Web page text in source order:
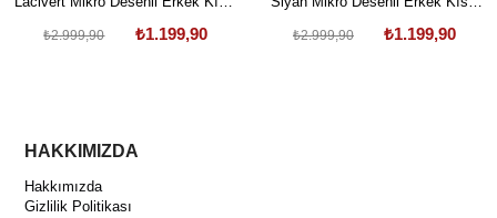
₺1.199,90
₺2.999,90 ₺1.199,90
₺2.999,90
HAKKIMIZDA
Hakkımızda
Gizlilik Politikası